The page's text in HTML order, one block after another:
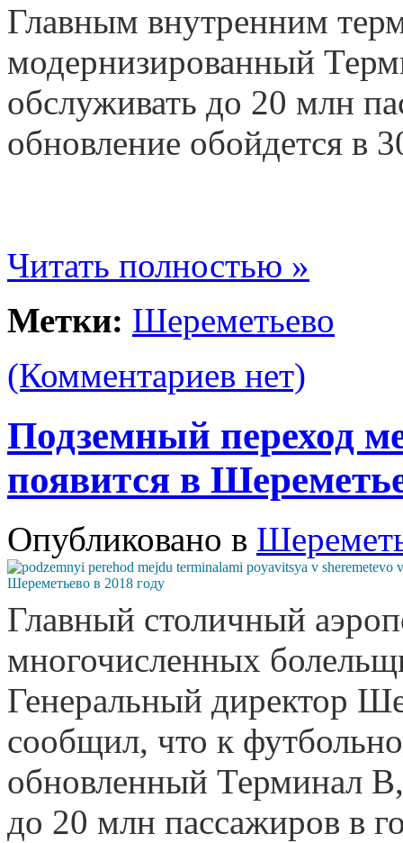
Главным внутренним
модернизированный
обслуживать до 20 млн
обновление обойдется в
Читать полностью »
Метки: Шереметьево
(Комментариев нет)
Подземный переход
появится в
Опубликовано в
Главный столичный
многочисленных
Генеральный директор
сообщил, что к
обновленный Терминал
до 20 млн пассажиров в